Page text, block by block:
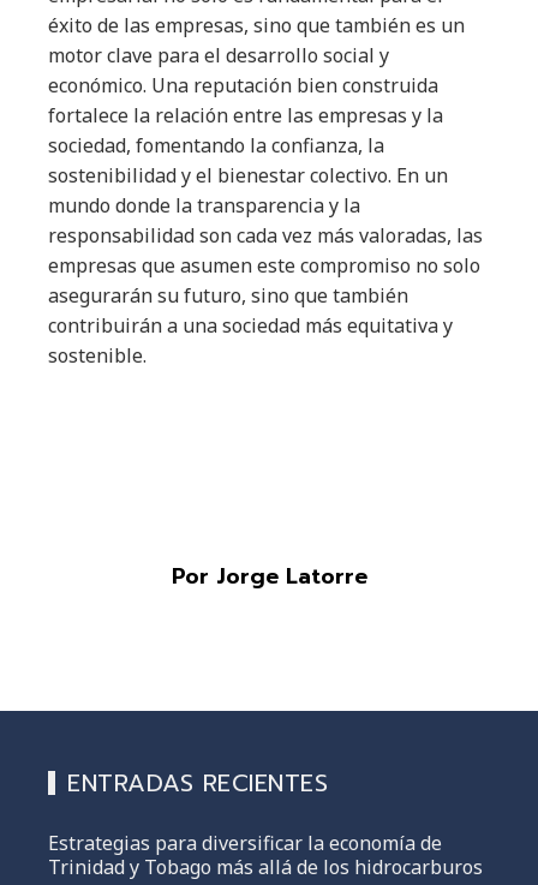
éxito de las empresas, sino que también es un
motor clave para el desarrollo social y
económico. Una reputación bien construida
fortalece la relación entre las empresas y la
sociedad, fomentando la confianza, la
sostenibilidad y el bienestar colectivo. En un
mundo donde la transparencia y la
responsabilidad son cada vez más valoradas, las
empresas que asumen este compromiso no solo
asegurarán su futuro, sino que también
contribuirán a una sociedad más equitativa y
sostenible.
Por Jorge Latorre
ENTRADAS RECIENTES
Estrategias para diversificar la economía de
Trinidad y Tobago más allá de los hidrocarburos